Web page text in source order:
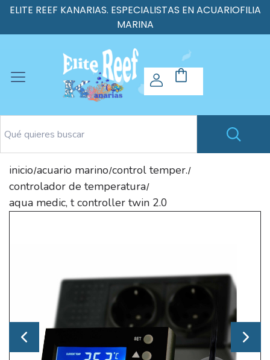
ELITE REEF KANARIAS. ESPECIALISTAS EN ACUARIOFILIA
MARINA
inicio/acuario marino/control temper./
controlador de temperatura/
aqua medic, t controller twin 2.0